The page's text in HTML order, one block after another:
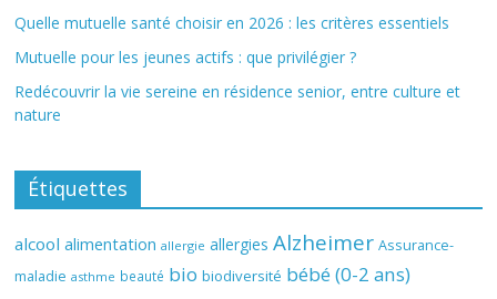
Quelle mutuelle santé choisir en 2026 : les critères essentiels
Mutuelle pour les jeunes actifs : que privilégier ?
Redécouvrir la vie sereine en résidence senior, entre culture et
nature
Étiquettes
alcool alimentation allergie allergies Alzheimer Assurance-
maladie asthme beauté bio biodiversité bébé (0-2 ans)